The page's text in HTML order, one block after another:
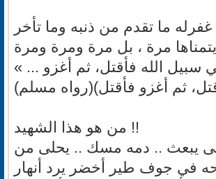
ما تقدم من ذنبه وما تأخر
يتمناها مرة ، بل مرة ومرة ومرة
« ... والذي نفس محمد بيده لوددت أن أغزوفي سبيل الله فأقتل، ثم أغزو
من هو هذا الشهيد !!
يبعث .. دمه مسك .. يحلى من
في جوف طير أخضر يرد أنهار